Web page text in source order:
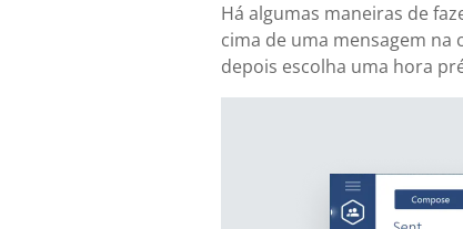
Há algumas maneiras de
cima de uma mensagem
depois escolha uma hora